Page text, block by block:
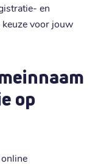
en
voor jouw
op